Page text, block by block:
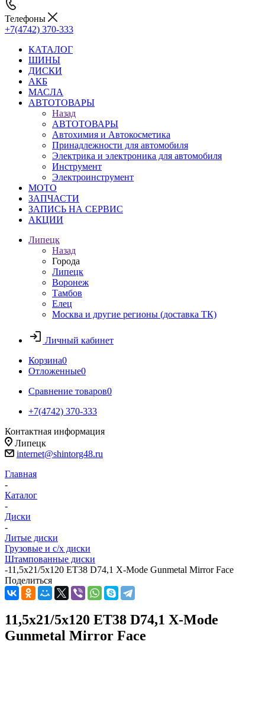
Телефоны
+7(4742) 370-333
КАТАЛОГ
ШИНЫ
ДИСКИ
АКБ
МАСЛА
АВТОТОВАРЫ
Назад
АВТОТОВАРЫ
Автохимия и Автокосметика
Принадлежности для автомобиля
Электрика и электроника для автомобиля
Инструмент
Электроинструмент
МОТО
ЗАПЧАСТИ
ЗАПИСЬ НА СЕРВИС
АКЦИИ
Липецк
Назад
Города
Липецк
Воронеж
Тамбов
Елец
Москва и другие регионы (доставка ТК)
Личный кабинет
Корзина0
Отложенные0
Сравнение товаров0
+7(4742) 370-333
Контактная информация
Липецк
internet@shintorg48.ru
Главная
-
Каталог
-
Диски
-
Литые диски
Грузовые и с/х диски
Штампованные диски
-11,5x21/5x120 ET38 D74,1 X-Mode Gunmetal Mirror Face
Поделиться
11,5x21/5x120 ET38 D74,1 X-Mode
Gunmetal Mirror Face